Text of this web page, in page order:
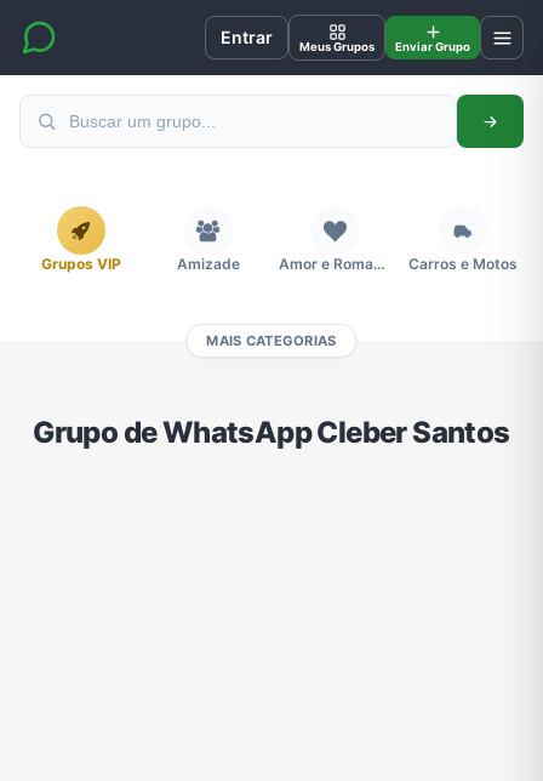
Entrar Meus Grupos Enviar Grupo
Grupos VIP Amizade Amor e Romance Carros e Motos
MAIS CATEGORIAS
Grupo de WhatsApp Cleber Santos